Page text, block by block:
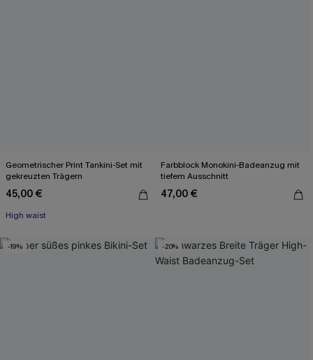
Geometrischer Print Tankini-Set mit
gekreuzten Trägern
45,00 €
High waist
Farbblock Monokini-Badeanzug mit
tiefem Ausschnitt
47,00 €
-19% -20%